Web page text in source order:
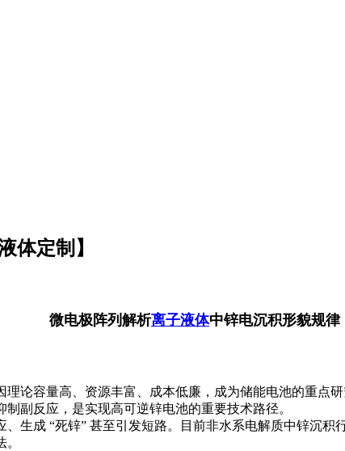
体定制】
微电极阵列解析离子液体中锌电沉积形貌规律
论容量高、资源丰富、成本低廉，成为储能电池的重点
副反应，是实现高可逆锌电池的重要技术路径。
生成 “死锌” 甚至引发短路。目前非水系电解质中锌沉